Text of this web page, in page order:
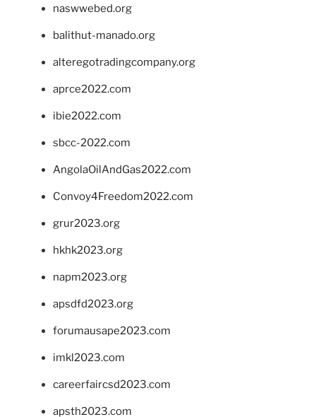
naswwebed.org
balithut-manado.org
alteregotradingcompany.org
aprce2022.com
ibie2022.com
sbcc-2022.com
AngolaOilAndGas2022.com
Convoy4Freedom2022.com
grur2023.org
hkhk2023.org
napm2023.org
apsdfd2023.org
forumausape2023.com
imkl2023.com
careerfaircsd2023.com
apsth2023.com